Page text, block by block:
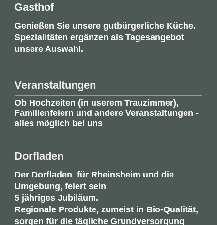
Gasthof
Genießen Sie unsere gutbürgerliche Küche.
Spezialitäten ergänzen als Tagesangebot
unsere Auswahl.
Veranstaltungen
Ob Hochzeiten (in userem Trauzimmer),
Familienfeiern und andere Veranstaltungen -
alles möglich bei uns
Dorfladen
Der Dorfladen für Rheinsheim und die
Umgebung, feiert sein
5 jähriges Jubiläum.
Regionale Produkte, zumeist in Bio-Qualität,
sorgen für die tägliche Grundversorgung